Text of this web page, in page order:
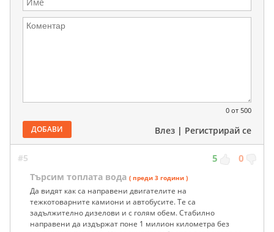
0 от 500
ДОБАВИ Влез | Регистрирай се
#5 5 0
Търсим топлата вода ( преди 3 години )
Да видят как са направени двигателите на
тежкотоварните камиони и автобусите. Те са
задължително дизелови и с голям обем. Стабилно
направени да издържат поне 1 милион километра без